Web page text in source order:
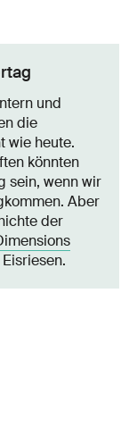
und
die
wie heute.
könnten
sein, wenn wir
Aber
der